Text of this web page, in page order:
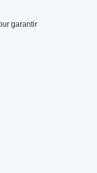
garantir